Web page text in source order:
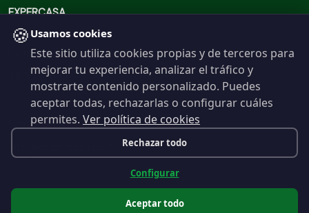
EXPERCASA
La inmobiliaria del Barrio
960 191 537
Contáctanos
🍪 Usamos cookies
Este sitio utiliza cookies propias y de terceros para
mejorar tu experiencia, analizar el tráfico y
mostrarte contenido personalizado. Puedes
aceptar todas, rechazarlas o configurar cuáles
permites. Ver política de cookies
Rechazar todo
Configurar
Aceptar todo